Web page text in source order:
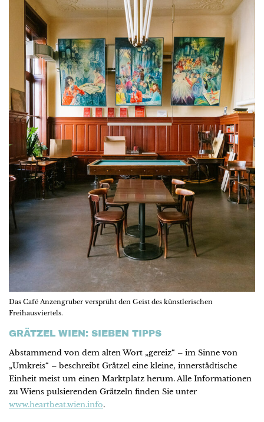
Das Café Anzengruber versprüht den Geist des künstlerischen
Freihausviertels.
GRÄTZEL WIEN: SIEBEN TIPPS
Abstammend von dem alten Wort „gereiz“ – im Sinne von
„Umkreis“ – beschreibt Grätzel eine kleine, innerstädtische
Einheit meist um einen Marktplatz herum. Alle Informationen
zu Wiens pulsierenden Grätzeln finden Sie unter
www.heartbeat.wien.info.